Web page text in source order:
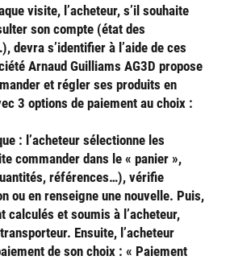
visite, l’acheteur, s’il souhaite
son compte (état des
devra s’identifier à l’aide de ces
Arnaud Guilliams AG3D propose
et régler ses produits en
3 options de paiement au choix :
: l’acheteur sélectionne les
commander dans le « panier »,
références…), vérifie
ou en renseigne une nouvelle. Puis,
calculés et soumis à l’acheteur,
Ensuite, l’acheteur
de son choix : « Paiement